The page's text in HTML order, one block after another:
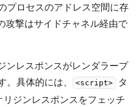
プロセスのアドレス空間に存
攻撃はサイドチャネル経由で
ンレスポンスがレンダラープ
具体的には、
<script>
タ
リジンレスポンスをフェッチ